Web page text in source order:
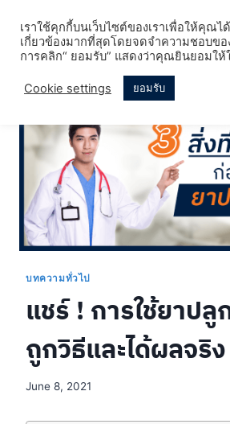
content
บทความทั่วไป
แชร์ ! การใช้ยาป
ถูกวิธีและได้ผลจริง
June 8, 2021
เราใช้คุกกี้บนเว็บไซต์ของเราเพื่อให้คุณ
เกี่ยวข้องมากที่สุดโดยจดจำความชอบข
การคลิก“ ยอมรับ” แสดงว่าคุณยินยอมใ
Cookie settings ยอมรับ